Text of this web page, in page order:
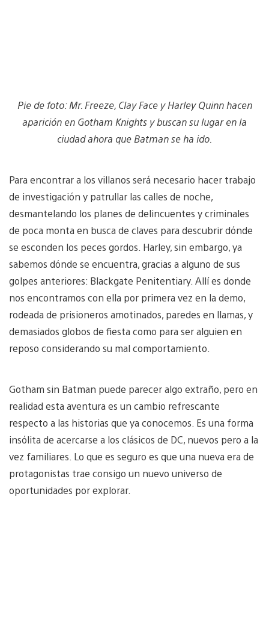
Pie de foto: Mr. Freeze, Clay Face y Harley Quinn hacen
aparición en Gotham Knights y buscan su lugar en la
ciudad ahora que Batman se ha ido.
Para encontrar a los villanos será necesario hacer trabajo
de investigación y patrullar las calles de noche,
desmantelando los planes de delincuentes y criminales
de poca monta en busca de claves para descubrir dónde
se esconden los peces gordos. Harley, sin embargo, ya
sabemos dónde se encuentra, gracias a alguno de sus
golpes anteriores: Blackgate Penitentiary. Allí es donde
nos encontramos con ella por primera vez en la demo,
rodeada de prisioneros amotinados, paredes en llamas, y
demasiados globos de fiesta como para ser alguien en
reposo considerando su mal comportamiento.
Gotham sin Batman puede parecer algo extraño, pero en
realidad esta aventura es un cambio refrescante
respecto a las historias que ya conocemos. Es una forma
insólita de acercarse a los clásicos de DC, nuevos pero a la
vez familiares. Lo que es seguro es que una nueva era de
protagonistas trae consigo un nuevo universo de
oportunidades por explorar.